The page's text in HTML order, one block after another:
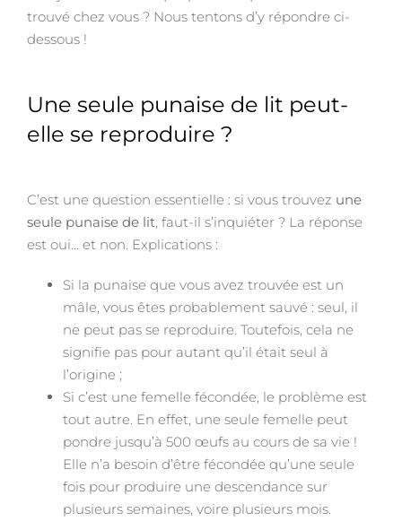
trouvé chez vous ? Nous tentons d’y répondre ci-
dessous !
Une seule punaise de lit peut-
elle se reproduire ?
C’est une question essentielle : si vous trouvez une
seule punaise de lit , faut-il s’inquiéter ? La réponse
est oui… et non. Explications :
Si la punaise que vous avez trouvée est un
mâle, vous êtes probablement sauvé : seul, il
ne peut pas se reproduire. Toutefois, cela ne
signifie pas pour autant qu’il était seul à
l’origine ;
Si c’est une femelle fécondée, le problème est
tout autre. En effet, une seule femelle peut
pondre jusqu’à 500 œufs au cours de sa vie !
Elle n’a besoin d’être fécondée qu’une seule
fois pour produire une descendance sur
plusieurs semaines, voire plusieurs mois.